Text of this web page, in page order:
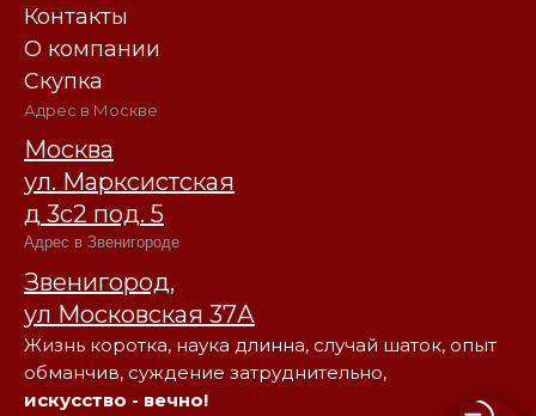
Контакты
О компании
Скупка
Адрес в Москве
Москва
ул. Марксистская
д 3с2 под. 5
Адрес в Звенигороде
Звенигород,
ул Московская 37А
Жизнь коротка, наука длинна, случай шаток, опыт
обманчив, суждение затруднительно,
искусство - вечно!